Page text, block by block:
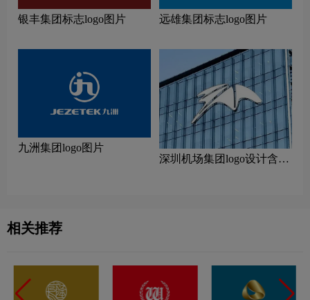
银丰集团标志logo图片 远雄集团标志logo图片
九洲集团logo图片
深圳机场集团logo设计含义
相关推荐